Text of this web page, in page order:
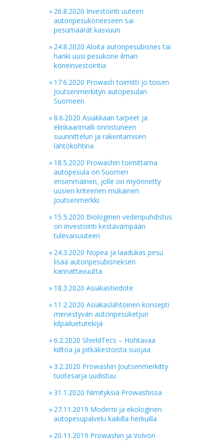
» 26.8.2020 Investointi uuteen
autonpesukoneeseen sai
pesumäärät kasvuun
» 24.8.2020 Aloita autonpesubisnes tai
hanki uusi pesukone ilman
koneinvestointia
» 17.6.2020 Prowash toimitti jo toisen
Joutsenmerkityn autopesulan
Suomeen
»8.6.2020 Asiakkaan tarpeet ja
elinkaarimalli onnistuneen
suunnittelun ja rakentamisen
lähtökohtina
» 18.5.2020 Prowashin toimittama
autopesula on Suomen
ensimmäinen, jolle on myönnetty
uusien kriteerien mukainen
Joutsenmerkki
» 15.5.2020 Biologinen vedenpuhdistus
on investointi kestävämpään
tulevaisuuteen
» 24.3.2020 Nopea ja laadukas pesu
lisää autonpesubisneksen
kannattavuutta
» 18.3.2020 Asiakastiedote
» 11.2.2020 Asiakaslähtöinen konsepti
menestyvän autonpesuketjun
kilpailuetutekijä
»6.2.2020 ShieldTecs – Hohtavaa
kiiltoa ja pitkäkestoista suojaa
»3.2.2020 Prowashin Joutsenmerkitty
tuotesarja uudistuu
»31.1.2020 Nimityksiä Prowashissa
» 27.11.2019 Moderni ja ekologinen
autopesupalvelu kaikilla herkuilla
» 20.11.2019 Prowashin ja Volvon